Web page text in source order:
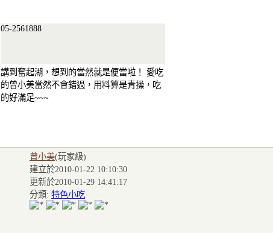
05-2561888
講到奮起湖，想到的當然就是便當啦！ 愛吃
的曾小美當然不會錯過，用料算是青操，吃
的好滿足~~~
曾小美(玩家級)
建立於2010-01-22 10:10:30
更新於2010-01-29 14:41:17
分類: 特色小吃